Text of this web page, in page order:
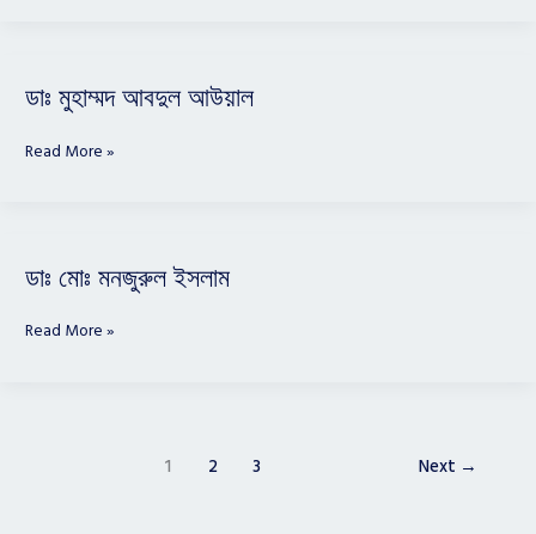
ডাঃ মুহাম্মদ আবদুল আউয়াল
ডাঃ
মুহাম্মদ
আবদুল
আউয়াল
Read More »
ডাঃ মোঃ মনজুরুল ইসলাম
ডাঃ
মোঃ
মনজুরুল
Read More »
1 2 3 Next →